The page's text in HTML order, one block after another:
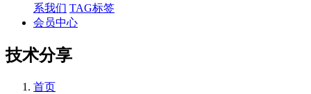
系我们 TAG标签
会员中心
技术分享
首页